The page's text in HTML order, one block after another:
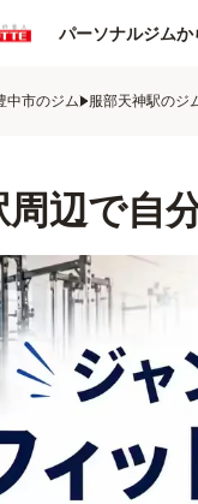
パーソナルジムか
中市のジム 服部天神駅のジ
周辺で自